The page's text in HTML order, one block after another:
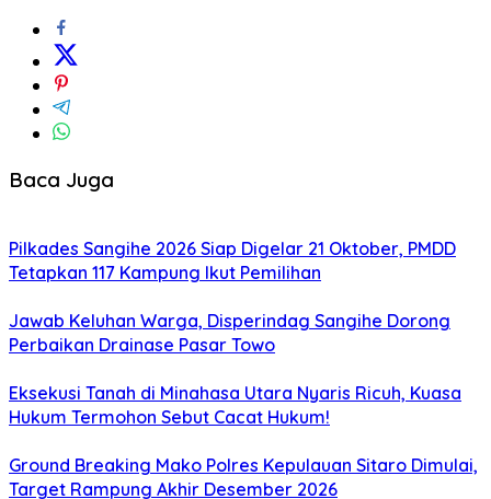
Baca Juga
Pilkades Sangihe 2026 Siap Digelar 21 Oktober, PMDD
Tetapkan 117 Kampung Ikut Pemilihan
Jawab Keluhan Warga, Disperindag Sangihe Dorong
Perbaikan Drainase Pasar Towo
Eksekusi Tanah di Minahasa Utara Nyaris Ricuh, Kuasa
Hukum Termohon Sebut Cacat Hukum!
Ground Breaking Mako Polres Kepulauan Sitaro Dimulai,
Target Rampung Akhir Desember 2026